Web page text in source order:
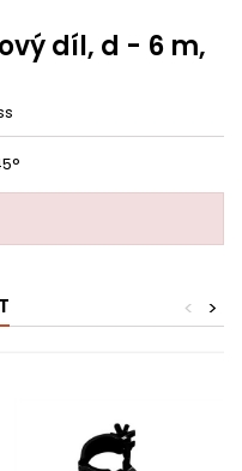
díl, d - 6 m,
>
<